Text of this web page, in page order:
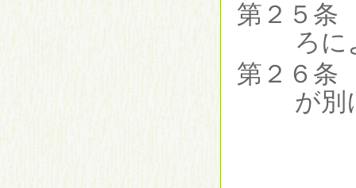
第２５条
ろに
第２６条
が別